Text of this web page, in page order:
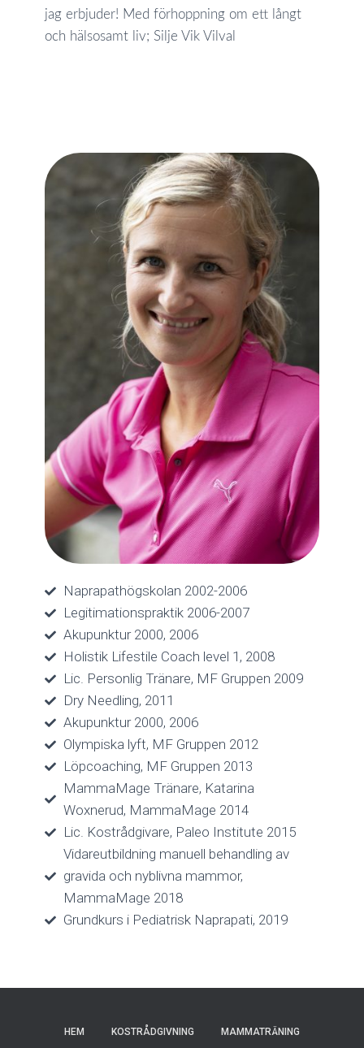
jag erbjuder! Med förhoppning om ett långt
och hälsosamt liv; Silje Vik Vilval
Naprapathögskolan 2002-2006
Legitimationspraktik 2006-2007
Akupunktur 2000, 2006
Holistik Lifestile Coach level 1, 2008
Lic. Personlig Tränare, MF Gruppen 2009
Dry Needling, 2011
Akupunktur 2000, 2006
Olympiska lyft, MF Gruppen 2012
Löpcoaching, MF Gruppen 2013
MammaMage Tränare, Katarina
Woxnerud, MammaMage 2014
Lic. Kostrådgivare, Paleo Institute 2015
Vidareutbildning manuell behandling av
gravida och nyblivna mammor,
MammaMage 2018
Grundkurs i Pediatrisk Naprapati, 2019
HEM KOSTRÅDGIVNING MAMMATRÄNING